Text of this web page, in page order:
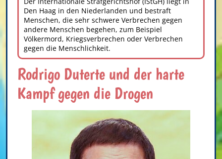
Den Haag in den Niederlanden und bestraft
Menschen, die sehr schwere Verbrechen gegen
andere Menschen begehen, zum Beispiel
Völkermord, Kriegsverbrechen oder Verbrechen
gegen die Menschlichkeit.
Rodrigo Duterte und der harte
Kampf gegen die Drogen